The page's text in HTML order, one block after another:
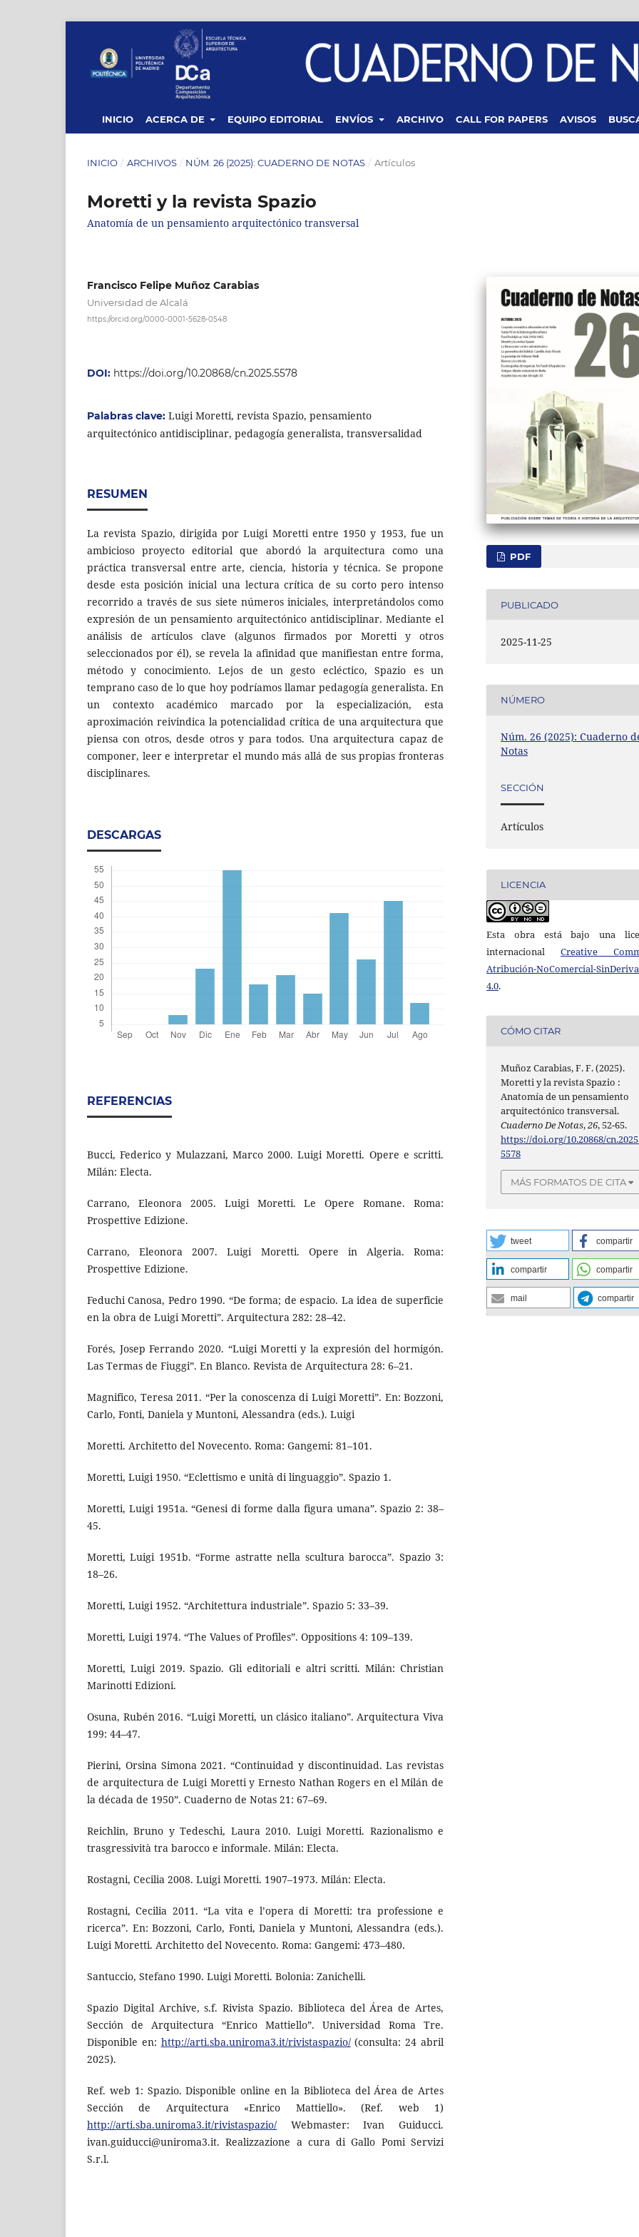
INICIO ACERCA DE EQUIPO EDITORIAL ENVÍOS ARCHIVO CALL FOR PAPERS AVISOS
INICIO / ARCHIVOS / NÚM. 26 (2025): CUADERNO DE NOTAS / Artículos
Moretti y la revista Spazio
Anatomía de un pensamiento arquitectónico transversal
Francisco Felipe Muñoz Carabias
Universidad de Alcalá
https://orcid.org/0000-0001-5628-0548
DOI: https://doi.org/10.20868/cn.2025.5578
Palabras clave: Luigi Moretti, revista Spazio, pensamiento
arquitectónico antidisciplinar, pedagogía generalista, transversalidad
RESUMEN
La revista Spazio, dirigida por Luigi Moretti entre 1950 y 1953, fue un
ambicioso proyecto editorial que abordó la arquitectura como una
práctica transversal entre arte, ciencia, historia y técnica. Se propone
desde esta posición inicial una lectura crítica de su corto pero intenso
recorrido a través de sus siete números iniciales, interpretándolos como
expresión de un pensamiento arquitectónico antidisciplinar. Mediante el
análisis de artículos clave (algunos firmados por Moretti y otros
seleccionados por él), se revela la afinidad que manifiestan entre forma,
método y conocimiento. Lejos de un gesto ecléctico, Spazio es un
temprano caso de lo que hoy podríamos llamar pedagogía generalista. En
un contexto académico marcado por la especialización, esta
aproximación reivindica la potencialidad crítica de una arquitectura que
piensa con otros, desde otros y para todos. Una arquitectura capaz de
componer, leer e interpretar el mundo más allá de sus propias fronteras
disciplinares.
DESCARGAS
REFERENCIAS
Bucci, Federico y Mulazzani, Marco 2000. Luigi Moretti. Opere e scritti.
Milán: Electa.
Carrano, Eleonora 2005. Luigi Moretti. Le Opere Romane. Roma:
Prospettive Edizione.
Carrano, Eleonora 2007. Luigi Moretti. Opere in Algeria. Roma:
Prospettive Edizione.
Feduchi Canosa, Pedro 1990. “De forma; de espacio. La idea de superficie
en la obra de Luigi Moretti”. Arquitectura 282: 28–42.
Forés, Josep Ferrando 2020. “Luigi Moretti y la expresión del hormigón.
Las Termas de Fiuggi”. En Blanco. Revista de Arquitectura 28: 6–21.
Magnifico, Teresa 2011. “Per la conoscenza di Luigi Moretti”. En: Bozzoni,
Carlo, Fonti, Daniela y Muntoni, Alessandra (eds.). Luigi
Moretti. Architetto del Novecento. Roma: Gangemi: 81–101.
Moretti, Luigi 1950. “Eclettismo e unità di linguaggio”. Spazio 1.
Moretti, Luigi 1951a. “Genesi di forme dalla figura umana”. Spazio 2: 38–
45.
Moretti, Luigi 1951b. “Forme astratte nella scultura barocca”. Spazio 3:
18–26.
Moretti, Luigi 1952. “Architettura industriale”. Spazio 5: 33–39.
Moretti, Luigi 1974. “The Values of Profiles”. Oppositions 4: 109–139.
Moretti, Luigi 2019. Spazio. Gli editoriali e altri scritti. Milán: Christian
Marinotti Edizioni.
Osuna, Rubén 2016. “Luigi Moretti, un clásico italiano”. Arquitectura Viva
199: 44–47.
Pierini, Orsina Simona 2021. “Continuidad y discontinuidad. Las revistas
de arquitectura de Luigi Moretti y Ernesto Nathan Rogers en el Milán de
la década de 1950”. Cuaderno de Notas 21: 67–69.
Reichlin, Bruno y Tedeschi, Laura 2010. Luigi Moretti. Razionalismo e
trasgressività tra barocco e informale. Milán: Electa.
Rostagni, Cecilia 2008. Luigi Moretti. 1907–1973. Milán: Electa.
Rostagni, Cecilia 2011. “La vita e l’opera di Moretti: tra professione e
ricerca”. En: Bozzoni, Carlo, Fonti, Daniela y Muntoni, Alessandra (eds.).
Luigi Moretti. Architetto del Novecento. Roma: Gangemi: 473–480.
Santuccio, Stefano 1990. Luigi Moretti. Bolonia: Zanichelli.
Spazio Digital Archive, s.f. Rivista Spazio. Biblioteca del Área de Artes,
Sección de Arquitectura “Enrico Mattiello”. Universidad Roma Tre.
Disponible en: http://arti.sba.uniroma3.it/rivistaspazio/(consulta: 24 abril
2025).
Ref. web 1: Spazio. Disponible online en la Biblioteca del Área de Artes
Sección de Arquitectura «Enrico Mattiello». (Ref. web 1)
http://arti.sba.uniroma3.it/rivistaspazio/ Webmaster: Ivan Guiducci.
ivan.guiducci@uniroma3.it. Realizzazione a cura di Gallo Pomi Servizi
S.r.l.
PDF
PUBLICADO
2025-11-25
NÚMERO
Núm. 26 (2025): Cuaderno
Notas
SECCIÓN
Artículos
LICENCIA
Esta obra está bajo una
internacional Creative
Atribución-NoComercial-
4.0.
CÓMO CITAR
Muñoz Carabias, F. F. (2025).
Moretti y la revista Spazio :
Anatomía de un pensamiento
arquitectónico transversal.
Cuaderno De Notas,26, 52-65.
https://doi.org/10.20868/
5578
MÁS FORMATOS DE CITA
tweet compartir
compartir compartir
mail compartir